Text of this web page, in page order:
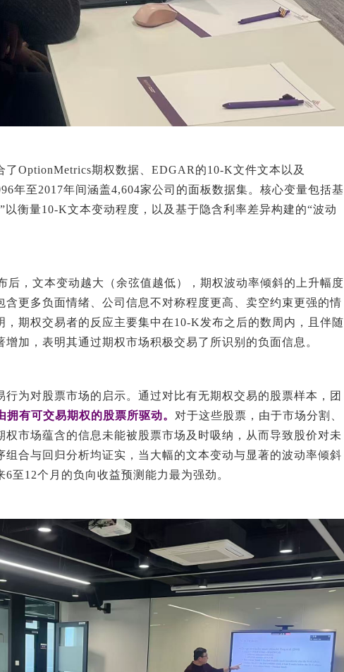
了OptionMetrics期权数据、EDGAR的10-K文件文本以及
年至2017年间涵盖4,604家公司的面板数据集。核心变量包括基
以衡量10-K文本变动程度，以及基于隐含利率差异构建的“波动
后，文本变动越大（余弦值越低），期权波动率倾斜的上升幅度
含更多负面情绪、公司信息不对称程度更高、卖空约束更强的情
，期权交易者的反应主要集中在10-K发布之后的数周内，且伴随
加，表明其通过期权市场积极交易了所识别的负面信息。
为对股票市场的启示。通过对比有无期权交易的股票样本，团
拥有可交易期权的股票所驱动。 对于这些股票，由于市场分割、
权市场蕴含的信息未能被股票市场及时吸纳，从而导致股价对未
组合与回归分析均证实，当大幅的文本变动与显著的波动率倾斜
6至12个月的负向收益预测能力最为强劲。